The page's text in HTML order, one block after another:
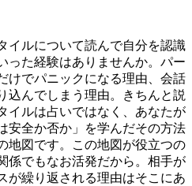
イルについて読んで自分を認識
った経験はありませんか。パー
けでパニックになる理由、会話
込んでしまう理由。きちんと説
イルは占いではなく、あなたが
安全か否か」を学んだその方法
地図です。この地図が役立つの
係でもなお活発だから。相手が
が繰り返される理由はそこにあ